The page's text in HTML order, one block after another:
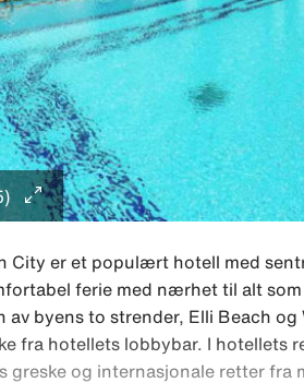
City er et populært hotell med
ferie med nærhet til alt
av byens to strender, Elli Beach
fra hotellets lobbybar. I hotellets
greske og internasjonale retter fra